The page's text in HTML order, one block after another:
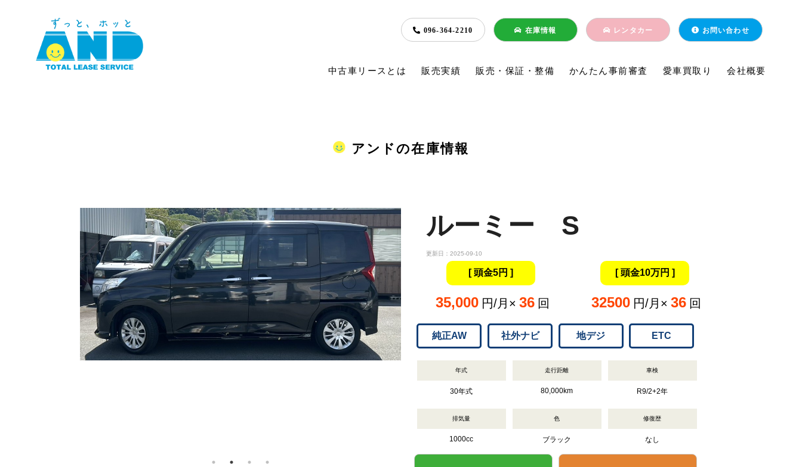
096-364-2210 在庫情報 レンタカー お問い合わせ
中古車リースとは 販売実績 販売・保証・整備 かんたん事前審査 愛車買取り 会社概要
アンドの在庫情報
ルーミー S
更新日：2025-09-10
[ 頭金5円 ]
35,000 円/月× 36 回
[ 頭金10万円 ]
32500 円/月× 36 回
純正AW 社外ナビ 地デジ ETC
年式
30年式
走行距離
80,000km
車検
R9/2+2年
排気量
1000cc
色
ブラック
修復歴
なし